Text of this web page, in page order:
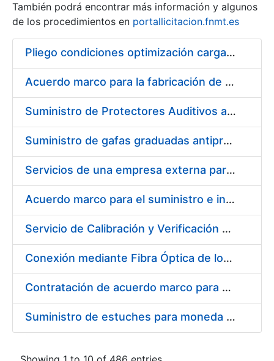
Show/Hide
También podrá encontrar más información y algunos
de los procedimientos en portallicitacion.fnmt.es
Pliego condiciones optimización cargas compras firmado
Acuerdo marco para la fabricación de piezas
Suministro de Protectores Auditivos a medida para las personas trabajadoras de los Centros de Trabajo de Madrid y Burgos
Suministro de gafas graduadas antiproyecciones para los trabajadores de la FNMT-RCM en los centros de trabajo de Madrid y Burgos
Servicios de una empresa externa para el asesoramiento y resolución de los recursos de alzada que se presentan relacionados con procesos de selección para la FNMT-RCM
Acuerdo marco para el suministro e instalación de persianas, estores y otros complementos
Servicio de Calibración y Verificación Externa de los Equipos de Medición del Servicio de Prevención de la FNMT-RCM
Conexión mediante Fibra Óptica de los Centros de Proceso de Datos (CPDs) de las sedes de la FNMT-RCM de Burgos y Madrid
Contratación de acuerdo marco para el Suministro de Material de Electricidad para la Fábrica Nacional de Moneda y Timbre-Real Casa de la Moneda en su centro de trabajo de Burgos
Suministro de estuches para moneda de 30 €